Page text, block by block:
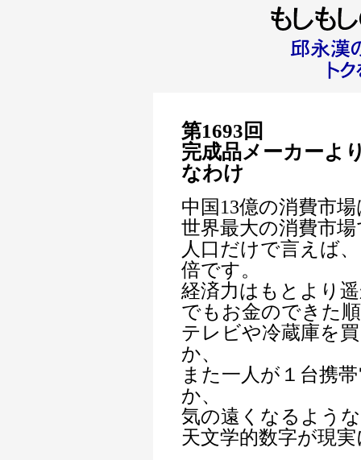
第1693回
完成品メーカーよ
なわけ
中国13億の消費市
世界最大の消費市
人口だけで言えば
倍です。
経済力はもとより
でもお金のできた
テレビや冷蔵庫を
か、
また一人が１台携
か、
気の遠くなるような
天文学的数字が現